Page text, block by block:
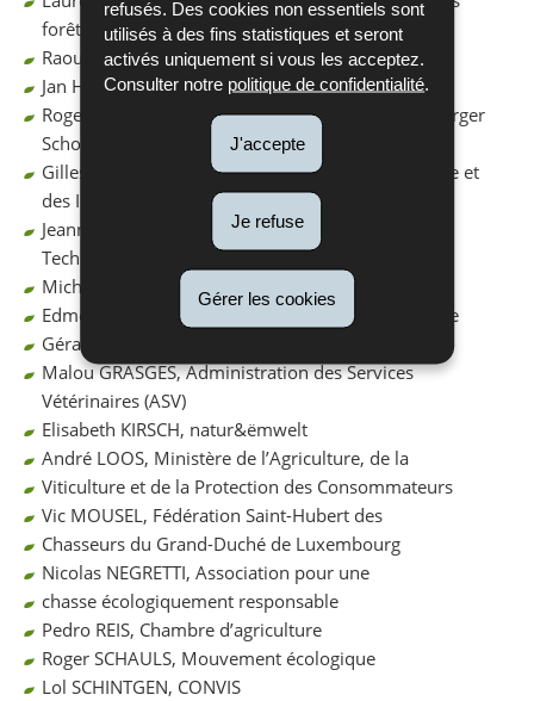
refusés. Des cookies non essentiels sont
utilisés à des fins statistiques et seront
activés uniquement si vous les acceptez.
Consulter notre politique de confidentialité
J'accepte
Je refuse
Gérer les cookies
forêts (ANF)
Raoul REDING, ANF
Jan HERR, ANF
Roger BAULESCH, Daachverband vun de Lëtzebuerger
Schof- a Geessenziichter (DVLSGZ)
Gilles BIVER, Ministère du Développement Durable et
des Infrastructures
Jeanne BORMANN, Administration des Services
Techniques de l’Agriculture (ASTA)
Michel DOSTERT, Privatbësch
Edmée ENGEL, Musée National d’Histoire Naturelle
Gérard ERNST, DVLSGZ, CONVIS
Malou GRASGES, Administration des Services
Vétérinaires (ASV)
Elisabeth KIRSCH, natur&ëmwelt
André LOOS, Ministère de l’Agriculture, de la
Viticulture et de la Protection des Consommateurs
Vic MOUSEL, Fédération Saint-Hubert des
Chasseurs du Grand-Duché de Luxembourg
Nicolas NEGRETTI, Association pour une
chasse écologiquement responsable
Pedro REIS, Chambre d’agriculture
Roger SCHAULS, Mouvement écologique
Lol SCHINTGEN, CONVIS